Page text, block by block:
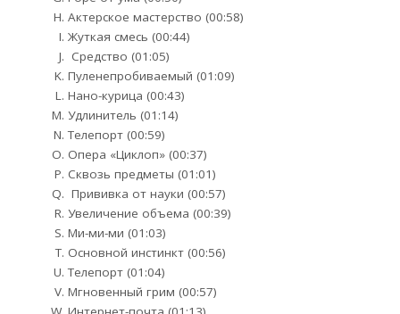
Актерское мастерство (00:58)
Жуткая смесь (00:44)
Средство (01:05)
Пуленепробиваемый (01:09)
Нано-курица (00:43)
Удлинитель (01:14)
Телепорт (00:59)
Опера «Циклоп» (00:37)
Сквозь предметы (01:01)
Прививка от науки (00:57)
Увеличение объема (00:39)
Ми-ми-ми (01:03)
Основной инстинкт (00:56)
Телепорт (01:04)
Мгновенный грим (00:57)